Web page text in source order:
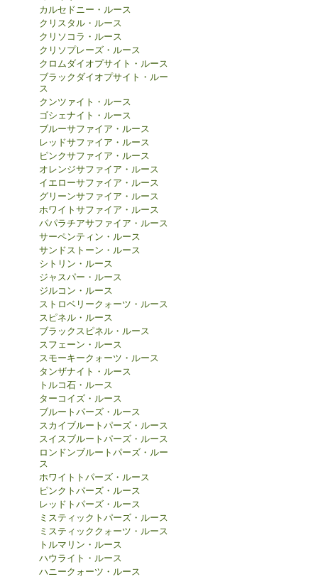
カルセドニー・ルース
クリスタル・ルース
クリソコラ・ルース
クリソプレーズ・ルース
クロムダイオプサイト・ルース
ブラックダイオプサイト・ルー
ス
クンツァイト・ルース
ゴシェナイト・ルース
ブルーサファイア・ルース
レッドサファイア・ルース
ピンクサファイア・ルース
オレンジサファイア・ルース
イエローサファイア・ルース
グリーンサファイア・ルース
ホワイトサファイア・ルース
パパラチアサファイア・ルース
サーペンティン・ルース
サンドストーン・ルース
シトリン・ルース
ジャスパー・ルース
ジルコン・ルース
ストロベリークォーツ・ルース
スピネル・ルース
ブラックスピネル・ルース
スフェーン・ルース
スモーキークォーツ・ルース
タンザナイト・ルース
トルコ石・ルース
ターコイズ・ルース
ブルートパーズ・ルース
スカイブルートパーズ・ルース
スイスブルートパーズ・ルース
ロンドンブルートパーズ・ルー
ス
ホワイトトパーズ・ルース
ピンクトパーズ・ルース
レッドトパーズ・ルース
ミスティックトパーズ・ルース
ミスティッククォーツ・ルース
トルマリン・ルース
ハウライト・ルース
ハニークォーツ・ルース